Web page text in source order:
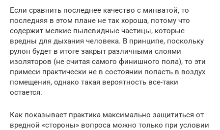
Если сравнить последнее качество с минватой, то
последняя в этом плане не так хороша, потому что
содержит мелкие пылевидные частицы, которые
вредны для дыхания человека. В принципе, поскольку
рулон будет в итоге закрыт различными слоями
изоляторов (не считая самого финишного пола), то эти
примеси практически не в состоянии попасть в воздух
помещения, однако такая вероятность все-таки
остается.
Как показывает практика максимально защититься от
вредной «стороны» вопроса можно только при условии